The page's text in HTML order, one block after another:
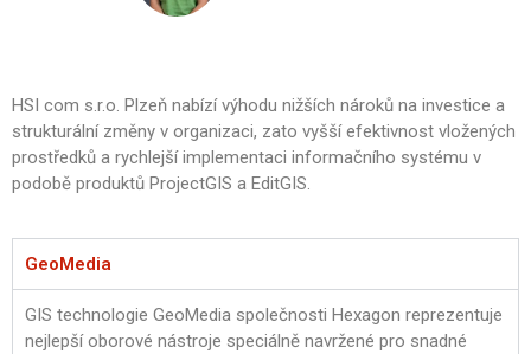
HSI com s.r.o. Plzeň nabízí výhodu nižších nároků na investice a
strukturální změny v organizaci, zato vyššíefektivnost vložených
prostředků a rychlejší implementaci informačního systému v
podobě produktů ProjectGIS a EditGIS.
GeoMedia
GIS technologie GeoMedia společnosti Hexagon reprezentuje
nejlepší oborové nástroje speciálně navržené pro snadné